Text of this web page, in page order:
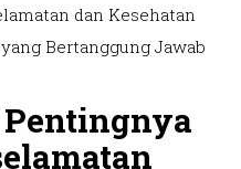
dan Kesehatan
Bertanggung Jawab